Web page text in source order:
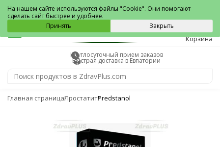
Евпатория
0
Корзина
Круглосуточный прием заказов
Быстрая доставка в Евпатории
Главная страницаПростатитPredstanol
На нашем сайте используются файлы "Cookie". Они помогают
сделать сайт быстрее и удобнее.
Принять
Закрыть